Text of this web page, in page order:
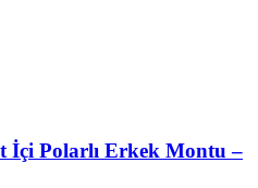
İçi Polarlı Erkek Montu –